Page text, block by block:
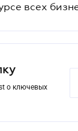
всех
о ключевых